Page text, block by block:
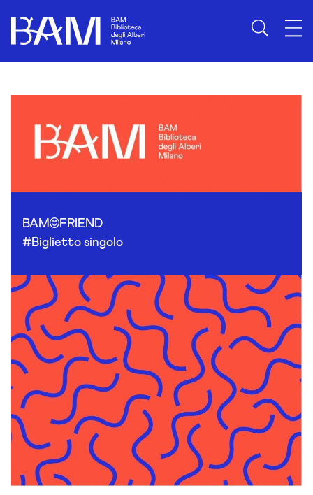
BAM
FRIEND
#Biglietto singolo